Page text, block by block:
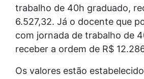
trabalho de 40h graduado,
6.527,32. Já o docente que
com jornada de trabalho de
receber a ordem de R$
Os valores estão